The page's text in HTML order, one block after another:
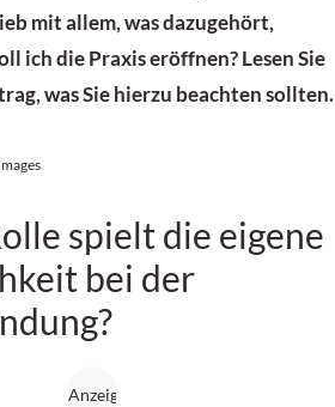
mit allem, was dazugehört,
ich die Praxis eröffnen? Lesen Sie
was Sie hierzu beachten sollten.
spielt die eigene
bei der